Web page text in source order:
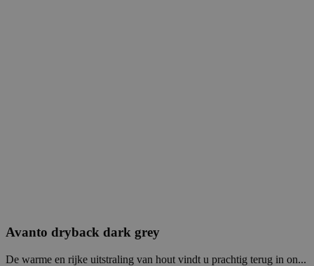
Avanto dryback dark grey
De warme en rijke uitstraling van hout vindt u prachtig terug in on...